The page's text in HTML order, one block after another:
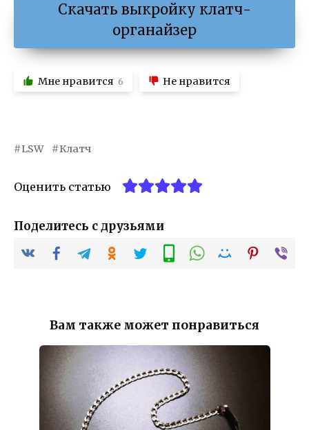
Скачать выкройку клатч-
органайзер
Мне нравится 6 Не нравится
LSW Клатч
Оценить статью
Поделитесь с друзьями
Вам также может понравиться